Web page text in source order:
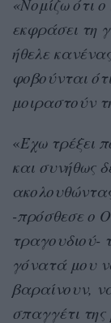
«Νομίζω ότι
εκφράσει τη
ήθελε
φοβούνται
μοιραστούν
«Έχω τρέξει
και συνήθως
-πρόσθεσε ο
τραγουδιού-
γόνατά μου
βαραίνουν,
σπαγγέτι